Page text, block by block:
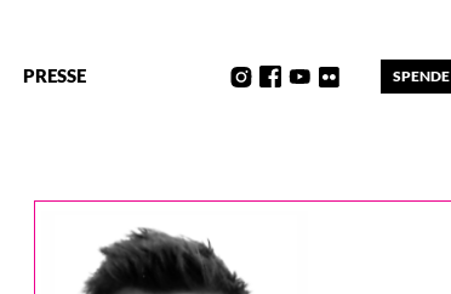
PRESSE SPENDE